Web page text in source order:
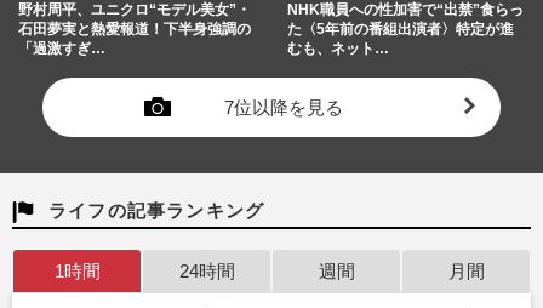
野村周平、ユニクロ“モデル美女”・
石田夢実と熱愛報道！下半身強調の
「過激すぎ…
NHK職員への性加害で“出禁”食らっ
た〈5年前の番組出演者〉特定が進
むも、ネット…
7位以降を見る
ライフの記事ランキング
1時間 24時間 週間 月間